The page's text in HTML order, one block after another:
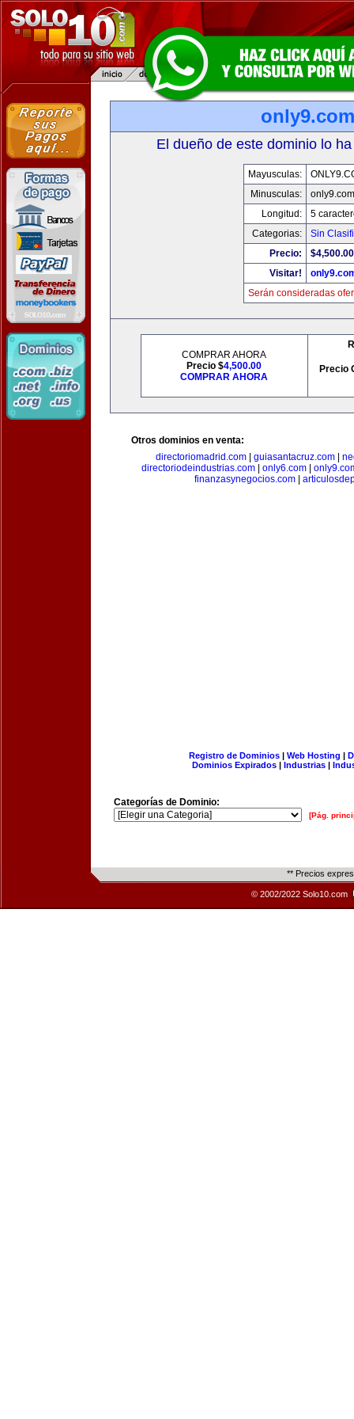
only9.com
El dueño de este dominio lo
Mayusculas:
Minusculas:
only9.com
Longitud:
5
Categorias:
Sin
Precio:
$4,500.00
Visitar!
Serán consideradas
COMPRAR AHORA
Precio $4,500.00
COMPRAR AHORA
Precio
Otros dominios en venta:
directoriomadrid.com| guiasantacruz.com|
directoriodeindustrias.com| only6.com|
finanzasynegocios.com
Registro de Dominios| Web Hosting |
Dominios Expirados | Industrias |
Categorías de Dominio:
[Pág.
** Precios
© 2002/2022 Solo10.com